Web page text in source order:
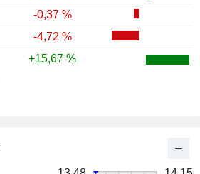
-0,37 %
-4,72 %
+15,67 %